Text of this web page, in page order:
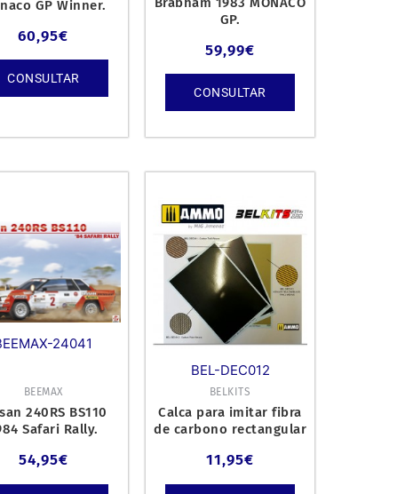
GP Winner.
60,95€
CONSULTAR
GP.
59,99€
CONSULTAR
24041
BEEMAX
240RS BS110
Safari Rally.
54,95€
BEL-DEC012
BELKITS
Calca para imitar fibra
de carbono rectangular
11,95€